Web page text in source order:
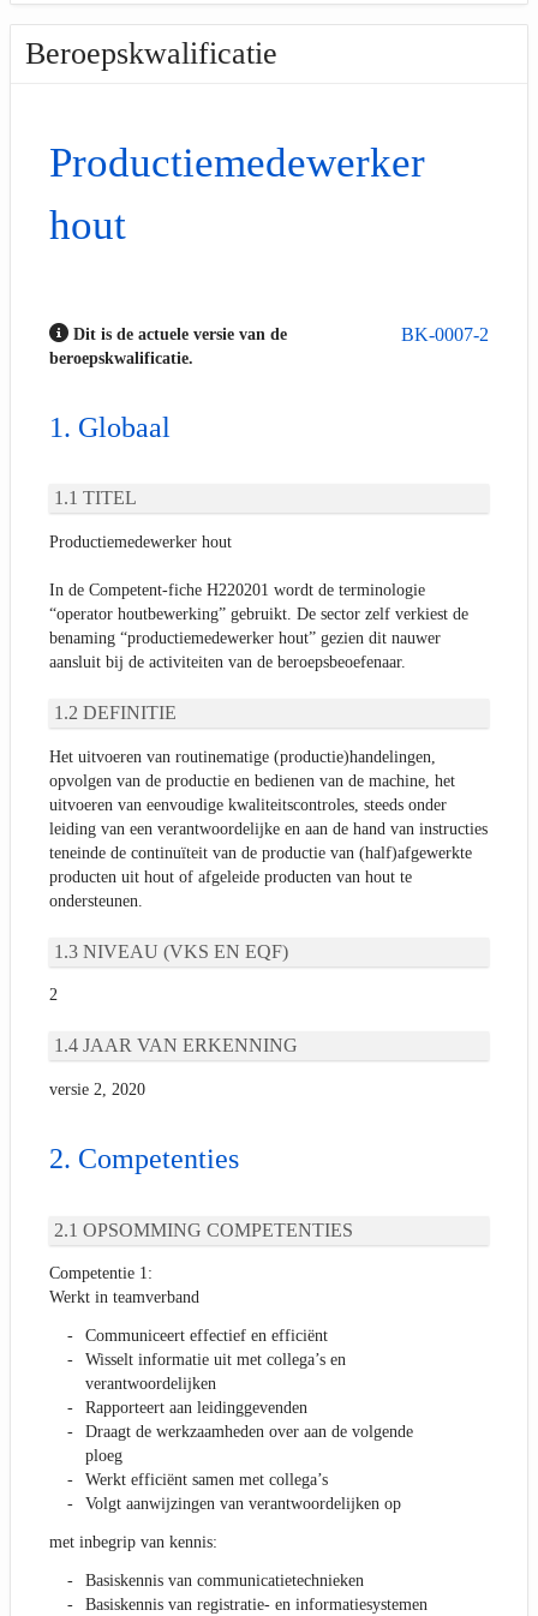
Beroepskwalificatie
Productiemedewerker
hout
BK-0007-2
Dit is de actuele versie van de
beroepskwalificatie.
Globaal
TITEL
Productiemedewerker hout
In de Competent-fiche H220201 wordt de terminologie
“operator houtbewerking” gebruikt. De sector zelf verkiest de
benaming “productiemedewerker hout” gezien dit nauwer
aansluit bij de activiteiten van de beroepsbeoefenaar.
DEFINITIE
Het uitvoeren van routinematige (productie)handelingen,
opvolgen van de productie en bedienen van de machine, het
uitvoeren van eenvoudige kwaliteitscontroles, steeds onder
leiding van een verantwoordelijke en aan de hand van instructies
teneinde de continuïteit van de productie van (half)afgewerkte
producten uit hout of afgeleide producten van hout te
ondersteunen.
NIVEAU (VKS EN EQF)
2
JAAR VAN ERKENNING
versie 2, 2020
Competenties
OPSOMMING COMPETENTIES
Competentie 1:
Werkt in teamverband
Communiceert effectief en efficiënt
Wisselt informatie uit met collega’s en
verantwoordelijken
Rapporteert aan leidinggevenden
Draagt de werkzaamheden over aan de volgende
ploeg
Werkt efficiënt samen met collega’s
Volgt aanwijzingen van verantwoordelijken op
met inbegrip van kennis:
Basiskennis van communicatietechnieken
Basiskennis van registratie- en informatiesystemen